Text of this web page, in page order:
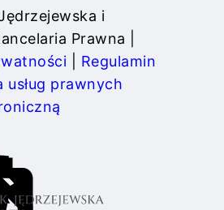
i
Prawna |
Regulamin
usług prawnych